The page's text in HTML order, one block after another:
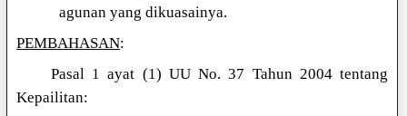
agunan yang dikuasainya.
PEMBAHASAN:
Pasal 1 ayat (1) UU No. 37 Tahun 2004 tentang
Kepailitan: